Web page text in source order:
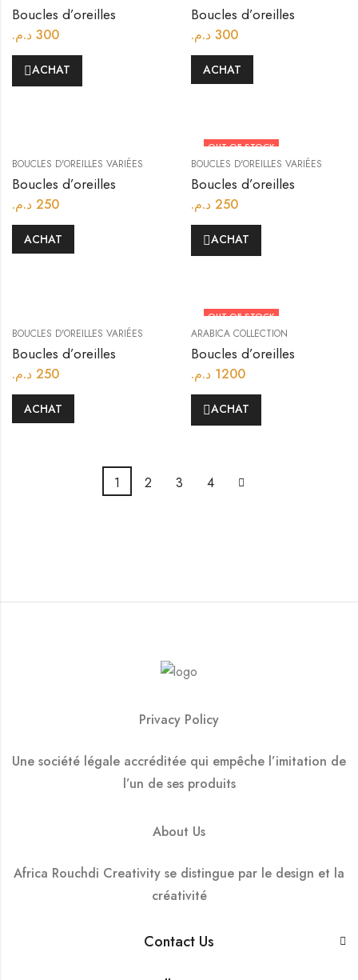
Boucles d’oreilles
300 د.م.
ACHAT
Boucles d’oreilles
300 د.م.
ACHAT
BOUCLES D'OREILLES VARIÉES
Boucles d’oreilles
250 د.م.
ACHAT
OUT OF STOCK
BOUCLES D'OREILLES VARIÉES
Boucles d’oreilles
250 د.م.
ACHAT
BOUCLES D'OREILLES VARIÉES
Boucles d’oreilles
250 د.م.
ACHAT
OUT OF STOCK
ARABICA COLLECTION
Boucles d’oreilles
1200 د.م.
ACHAT
1 2 3 4
Privacy Policy
Une société légale accréditée qui empêche l’imitation de
l’un de ses produits
About Us
Africa Rouchdi Creativity se distingue par le design et la
créativité
Contact Us